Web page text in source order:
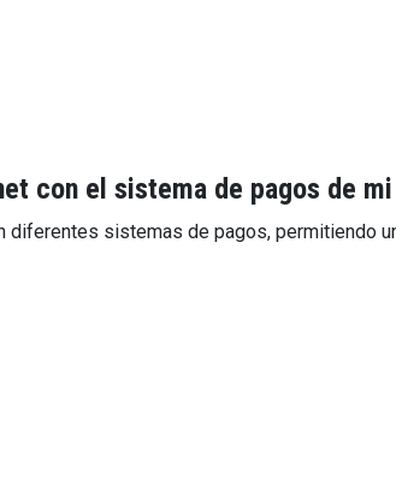
con el sistema de pagos de
diferentes sistemas de pagos, permitiendo